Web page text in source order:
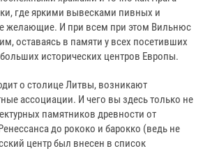
где яркими вывесками пивных и
желающие. И при всем при этом Вильнюс
оставаясь в памяти у всех посетивших
исторических центров Европы.
о столице Литвы, возникают
ассоциации. И чего вы здесь только не
памятников древности от
до рококо и барокко (ведь не
центр был внесен в список